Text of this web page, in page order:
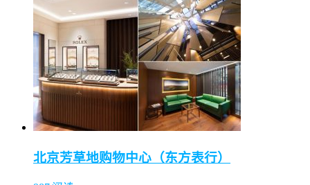
北京芳草地购物中心（东方表行）